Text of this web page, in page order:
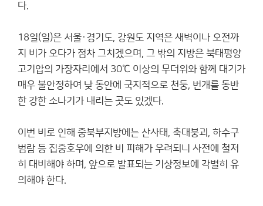
다.
18일(일)은 서울·경기도, 강원도 지역은 새벽이나 오전까
지 비가 오다가 점차 그치겠으며, 그 밖의 지방은 북태평양
고기압의 가장자리에서 30℃ 이상의 무더위와 함께 대기가
매우 불안정하여 낮 동안에 국지적으로 천둥, 번개를 동반
한 강한 소나기가 내리는 곳도 있겠다.
이번 비로 인해 중북부지방에는 산사태, 축대붕괴, 하수구
범람 등 집중호우에 의한 비 피해가 우려되니 사전에 철저
히 대비해야 하며, 앞으로 발표되는 기상정보에 각별히 유
의해야 한다.